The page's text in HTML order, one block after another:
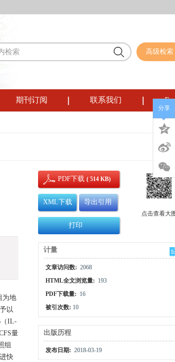
高级检索
期刊订阅 联系我们
为地
以
（IL-
量
组
快
PDF下载( 514 KB)
XML下载 导出引用
打印
点击查看大
计量
文章访问数: 2068
HTML全文浏览量: 193
PDF下载量: 16
被引次数: 10
出版历程
发布日期: 2018-03-19
分享